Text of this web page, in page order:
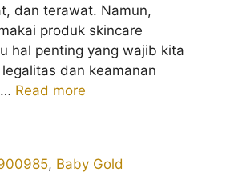
dan terawat. Namun,
produk skincare
hal penting yang wajib kita
dan keamanan
Read more
, Baby Gold